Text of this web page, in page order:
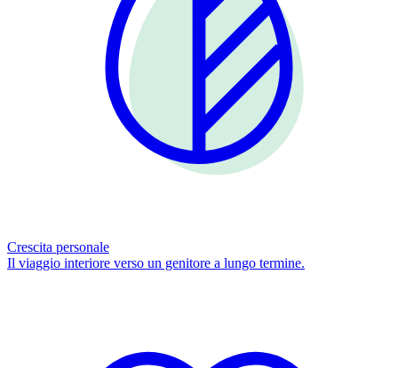
Crescita personale
Il viaggio interiore verso un genitore a lungo termine.